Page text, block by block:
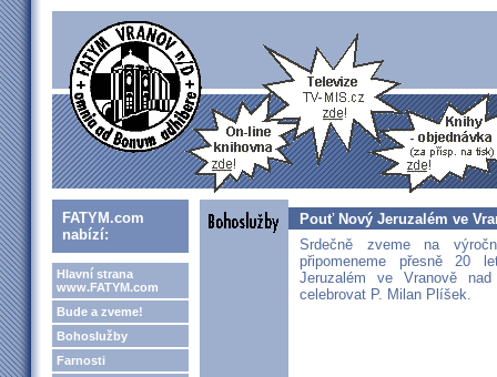
FATYM.com
nabízí:
Hlavní strana
www.FATYM.com
Bude a zveme!
Bohoslužby
Farnosti
Pouť Nový Jeruzalém ve
Srdečně zveme na
připomeneme přesně 20
Jeruzalém ve Vranově
celebrovat P. Milan Plíšek.